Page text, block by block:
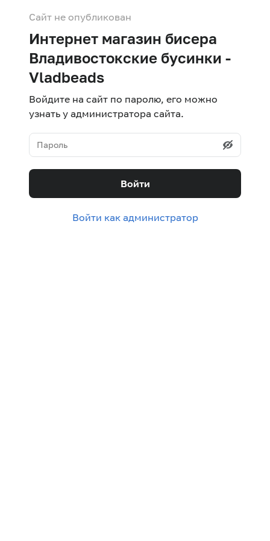
Сайт не опубликован
Интернет магазин бисера
Владивостокские бусинки -
Vladbeads
Войдите на сайт по паролю, его можно
узнать у администратора сайта.
Войти
Войти как администратор